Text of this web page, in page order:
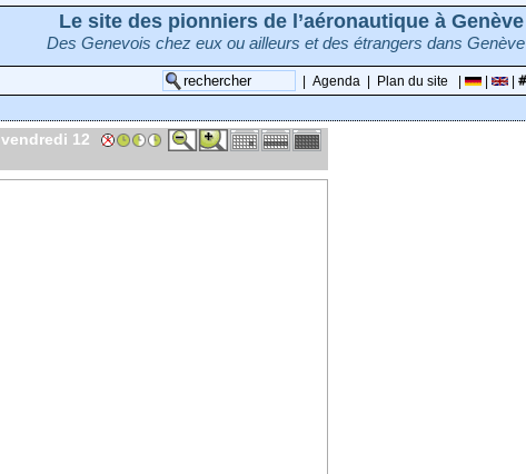
Le site des pionniers de l’aéronautique à Genève
Des Genevois chez eux ou ailleurs et des étrangers dans Genève
Agenda Plan du site
vendredi 12